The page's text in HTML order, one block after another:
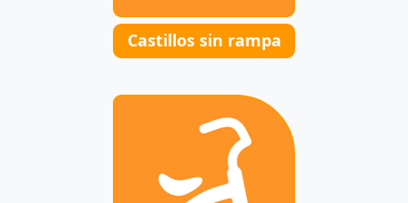
Castillos sin rampa